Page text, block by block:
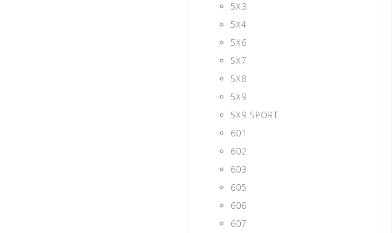
5X3
5X4
5X6
5X7
5X8
5X9
5X9 SPORT
601
602
603
605
606
607